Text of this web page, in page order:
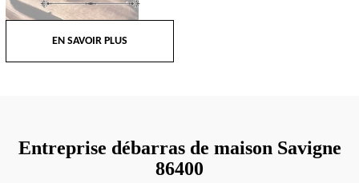
EN SAVOIR PLUS
Entreprise débarras de maison Savigne
86400